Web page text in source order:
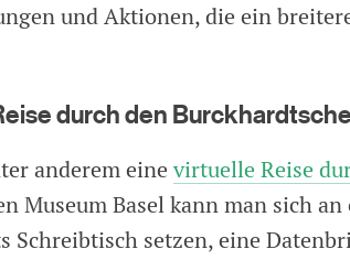
und Aktionen, die ein
durch den
anderem einevirtuelle Reise
Museum Basel kann man sich
Schreibtisch setzen, eine